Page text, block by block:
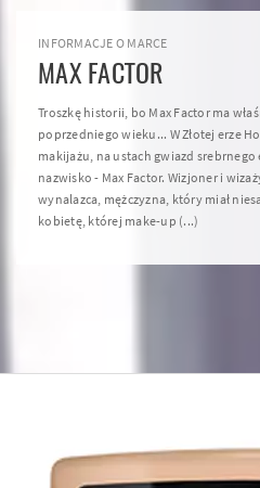
INFORMACJE O MARCE
MAX FACTOR
Troszkę historii, bo Max Factor ma
poprzedniego wieku... W Złotej erze
makijażu, na ustach gwiazd
nazwisko - Max Factor. Wizjoner i
wynalazca, mężczyzna, który miał
kobietę, której make-up (...)